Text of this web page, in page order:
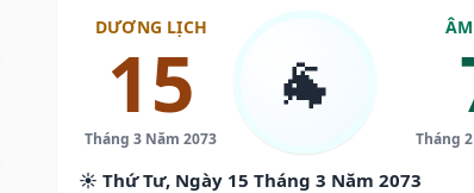
DƯƠNG LỊCH
15
Tháng 3 Năm 2073
🐐
Tháng
☀️ Thứ Tư, Ngày 15 Tháng 3 Năm 2073